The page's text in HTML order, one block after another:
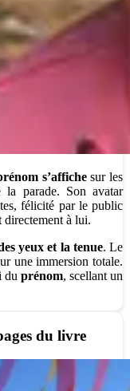
s’affichesur les
parade. Son avatar
félicité par le public
directement à lui.
yeux et la tenue. Le
une immersion totale.
du prénom, scellant un
du livre